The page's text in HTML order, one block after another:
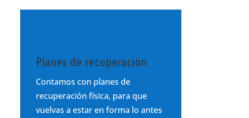
Planes de recuperación
Contamos con planes de
recuperación física, para que
vuelvas a estar en forma lo antes